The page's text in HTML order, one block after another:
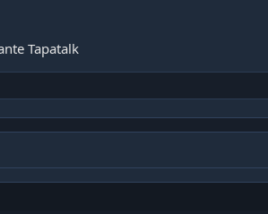
Tapatalk